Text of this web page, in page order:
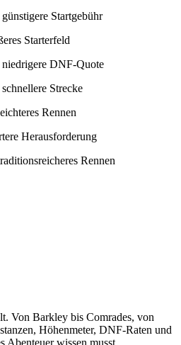
günstigere Startgebühr
Starterfeld
niedrigere DNF-Quote
Strecke
Rennen
Herausforderung
Rennen
Von Barkley bis Comrades, von
Höhenmeter, DNF-Raten und
Abenteuer wissen musst.